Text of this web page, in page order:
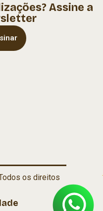
Assine a
os direitos